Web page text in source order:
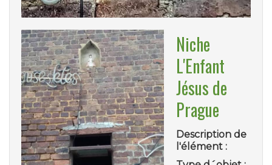
Niche
L'Enfant
Jésus de
Prague
Description de
l'élément :